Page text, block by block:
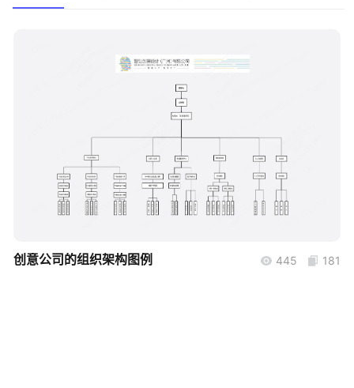
知识分享社区
boardmix
创意公司的组织架构图例 445 181